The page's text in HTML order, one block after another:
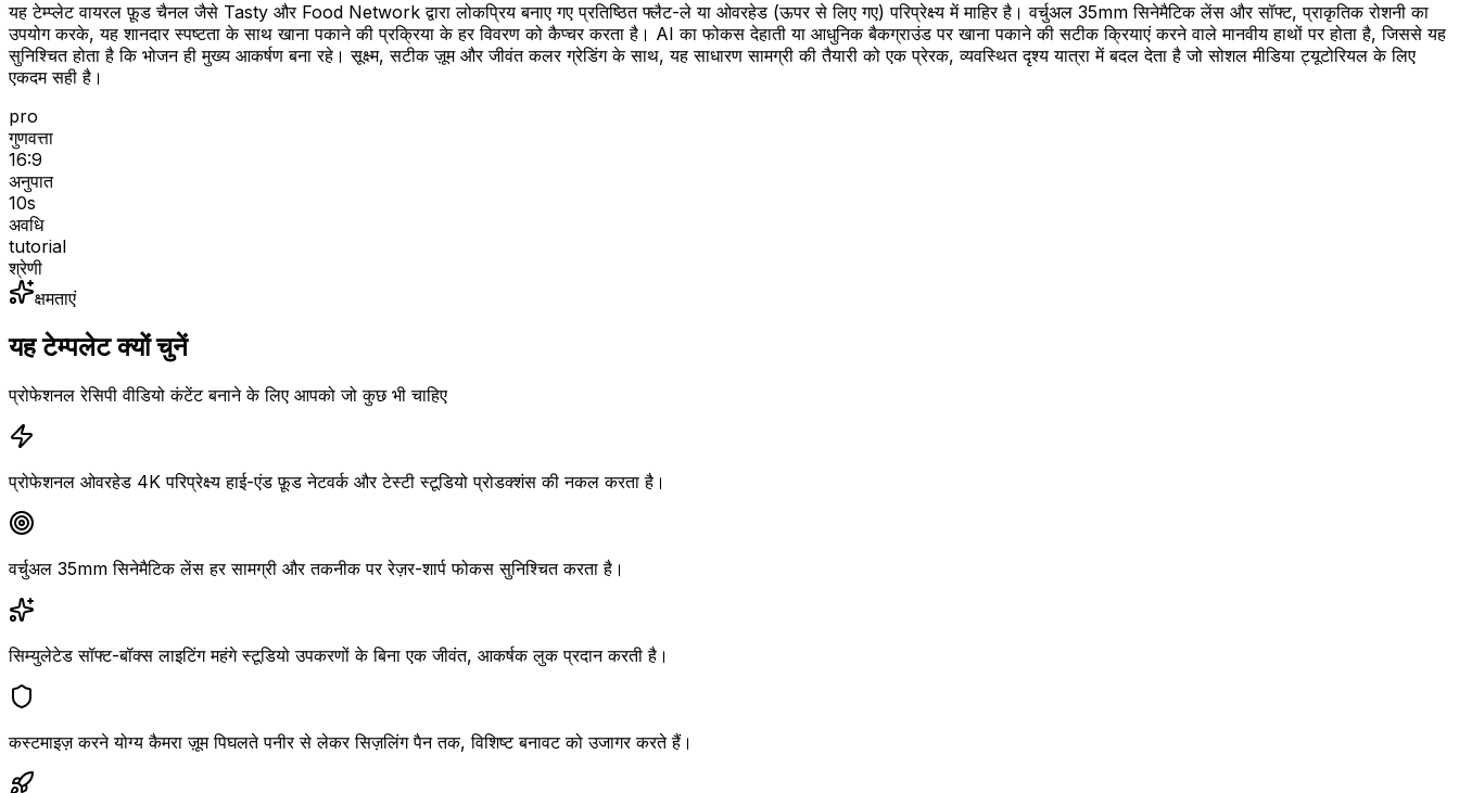
यह टेम्प्लेट वायरल फ़ूड चैनल जैसे Tasty और Food Network द्वारा लोकप्रिय बनाए गए प्रतिष्ठित फ्लैट-ले या ओवरहेड (ऊपर से लिए गए) परिप्रेक्ष्य में माहिर है। वर्चुअल 35mm सिनेमैटिक लेंस और सॉफ्ट, प्राकृतिक रोशनी का
उपयोग करके, यह शानदार स्पष्टता के साथ खाना पकाने की प्रक्रिया के हर विवरण को कैप्चर करता है। AI का फोकस देहाती या आधुनिक बैकग्राउंड पर खाना पकाने की सटीक क्रियाएं करने वाले मानवीय हाथों पर होता है, जिससे यह
सुनिश्चित होता है कि भोजन ही मुख्य आकर्षण बना रहे। सूक्ष्म, सटीक ज़ूम और जीवंत कलर ग्रेडिंग के साथ, यह साधारण सामग्री की तैयारी को एक प्रेरक, व्यवस्थित दृश्य यात्रा में बदल देता है जो सोशल मीडिया ट्यूटोरियल के लिए
एकदम सही है।
pro
गुणवत्ता
16:9
अनुपात
10s
अवधि
tutorial
श्रेणी
क्षमताएं
यह टेम्पलेट क्यों चुनें
प्रोफेशनल रेसिपी वीडियो कंटेंट बनाने के लिए आपको जो कुछ भी चाहिए
प्रोफेशनल ओवरहेड 4K परिप्रेक्ष्य हाई-एंड फ़ूड नेटवर्क और टेस्टी स्टूडियो प्रोडक्शंस की नकल करता है।
वर्चुअल 35mm सिनेमैटिक लेंस हर सामग्री और तकनीक पर रेज़र-शार्प फोकस सुनिश्चित करता है।
सिम्युलेटेड सॉफ्ट-बॉक्स लाइटिंग महंगे स्टूडियो उपकरणों के बिना एक जीवंत, आकर्षक लुक प्रदान करती है।
कस्टमाइज़ करने योग्य कैमरा ज़ूम पिघलते पनीर से लेकर सिज़लिंग पैन तक, विशिष्ट बनावट को उजागर करते हैं।